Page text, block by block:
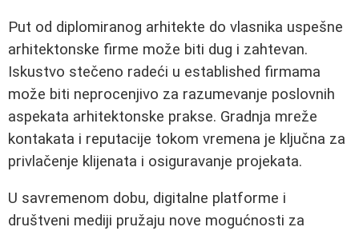
Put od diplomiranog arhitekte do vlasnika uspešne
arhitektonske firme može biti dug i zahtevan.
Iskustvo stečeno radeći u established firmama
može biti neprocenjivo za razumevanje poslovnih
aspekata arhitektonske prakse. Gradnja mreže
kontakata i reputacije tokom vremena je ključna za
privlačenje klijenata i osiguravanje projekata.
U savremenom dobu, digitalne platforme i
društveni mediji pružaju nove mogućnosti za